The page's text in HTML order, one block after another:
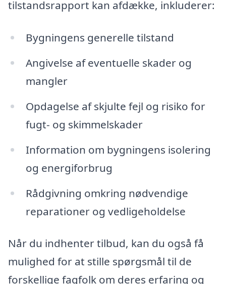
tilstandsrapport kan afdække, inkluderer:
Bygningens generelle tilstand
Angivelse af eventuelle skader og
mangler
Opdagelse af skjulte fejl og risiko for
fugt- og skimmelskader
Information om bygningens isolering
og energiforbrug
Rådgivning omkring nødvendige
reparationer og vedligeholdelse
Når du indhenter tilbud, kan du også få
mulighed for at stille spørgsmål til de
forskellige fagfolk om deres erfaring og